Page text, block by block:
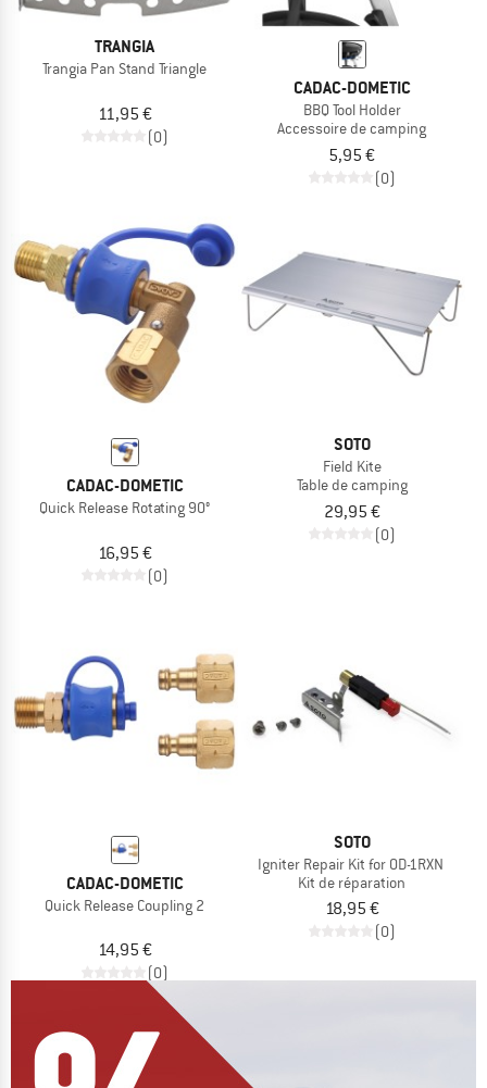
TRANGIA
Trangia Pan Stand Triangle
11,95 €
(0)
CADAC-DOMETIC
BBQ Tool Holder
Accessoire de camping
5,95 €
(0)
CADAC-DOMETIC
Quick Release Rotating 90°
16,95 €
(0)
SOTO
Field Kite
Table de camping
29,95 €
(0)
CADAC-DOMETIC
Quick Release Coupling 2
14,95 €
(0)
SOTO
Igniter Repair Kit for OD-1RXN
Kit de réparation
18,95 €
(0)